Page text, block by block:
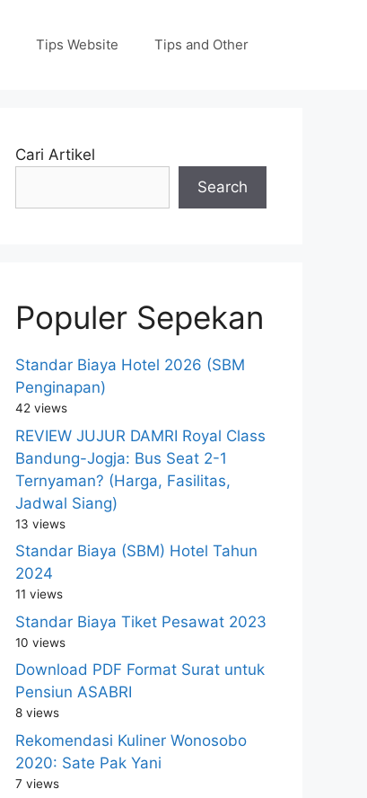
Tips Website Tips and Other
Cari Artikel
Search
Populer Sepekan
Standar Biaya Hotel 2026 (SBM
Penginapan)
42 views
REVIEW JUJUR DAMRI Royal Class
Bandung-Jogja: Bus Seat 2-1
Ternyaman? (Harga, Fasilitas,
Jadwal Siang)
13 views
Standar Biaya (SBM) Hotel Tahun
2024
11 views
Standar Biaya Tiket Pesawat 2023
10 views
Download PDF Format Surat untuk
Pensiun ASABRI
8 views
Rekomendasi Kuliner Wonosobo
2020: Sate Pak Yani
7 views